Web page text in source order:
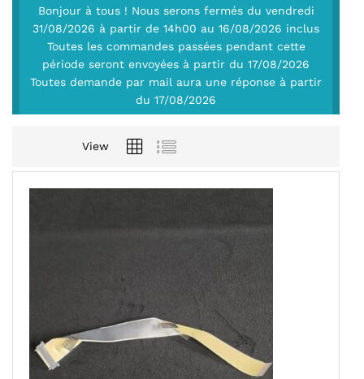
Bonjour à tous ! Nous serons fermés du vendredi
31/08/2026 à partir de 14h00 au 16/08/2026 inclus
Toutes les commandes passées pendant cette
période seront envoyées à partir du 17/08/2026
Toutes demande par mail aura une réponse à partir
du 17/08/2026
View